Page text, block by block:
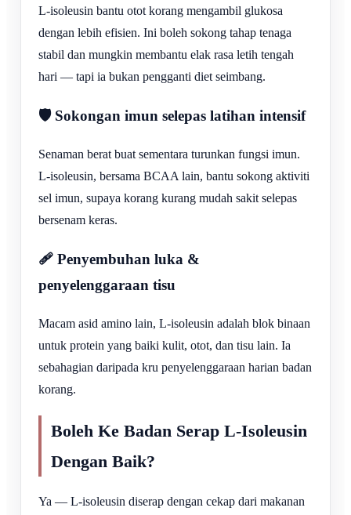
L-isoleusin bantu otot korang mengambil glukosa
dengan lebih efisien. Ini boleh sokong tahap tenaga
stabil dan mungkin membantu elak rasa letih tengah
hari — tapi ia bukan pengganti diet seimbang.
🛡️ Sokongan imun selepas latihan intensif
Senaman berat buat sementara turunkan fungsi imun.
L-isoleusin, bersama BCAA lain, bantu sokong aktiviti
sel imun, supaya korang kurang mudah sakit selepas
bersenam keras.
🩹 Penyembuhan luka &
penyelenggaraan tisu
Macam asid amino lain, L-isoleusin adalah blok binaan
untuk protein yang baiki kulit, otot, dan tisu lain. Ia
sebahagian daripada kru penyelenggaraan harian badan
korang.
Boleh Ke Badan Serap L-Isoleusin
Dengan Baik?
Ya — L-isoleusin diserap dengan cekap dari makanan